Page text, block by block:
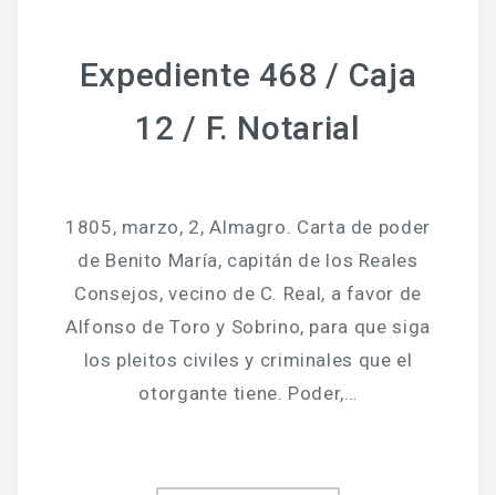
Jornadas De Historia Local
Vídeos De Jornadas De Historia Local
Memorias Vivas
Estudios De Historia Y Patrimonio
Expediente 468 / Caja
12 / F. Notarial
1805, marzo, 2, Almagro. Carta de poder
de Benito María, capitán de los Reales
Consejos, vecino de C. Real, a favor de
Alfonso de Toro y Sobrino, para que siga
los pleitos civiles y criminales que el
otorgante tiene. Poder,…